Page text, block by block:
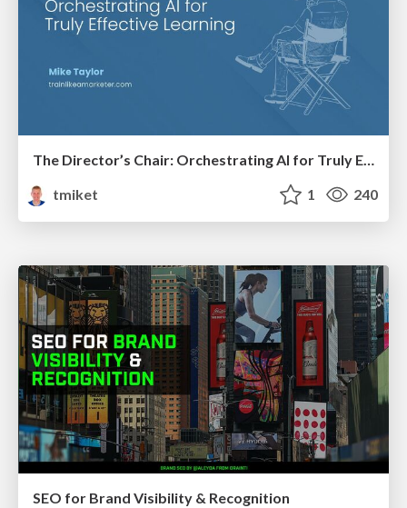
tmiket
1 240
SEO for Brand Visibility & Recognition